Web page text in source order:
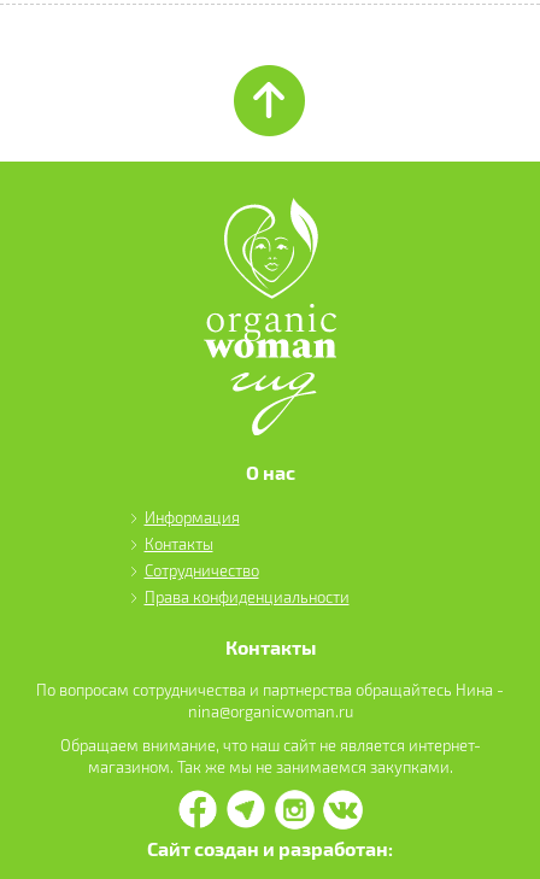
О нас
Информация
Контакты
Сотрудничество
Права конфиденциальности
Контакты
По вопросам сотрудничества и партнерства обращайтесь Нина -
nina@organicwoman.ru
Обращаем внимание, что наш сайт не является интернет-
магазином. Так же мы не занимаемся закупками.
Сайт создан и разработан: